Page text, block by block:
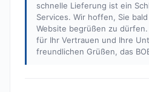
schnelle Lieferung ist ein
Services. Wir hoffen, Sie
Website begrüßen zu
für Ihr Vertrauen und Ihre
freundlichen Grüßen, das